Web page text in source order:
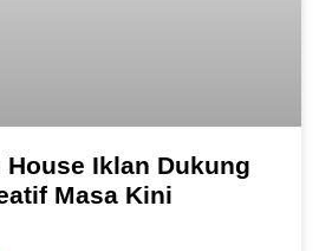
Iklan Dukung
Masa Kini